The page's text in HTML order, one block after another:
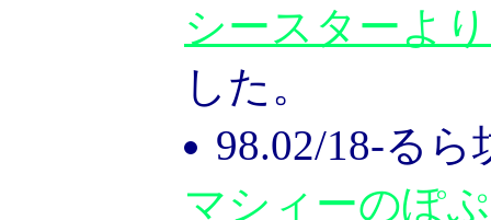
シースターよ
した。
98.02/18-る
マシィーのぽ